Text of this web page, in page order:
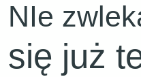
NIe
się już